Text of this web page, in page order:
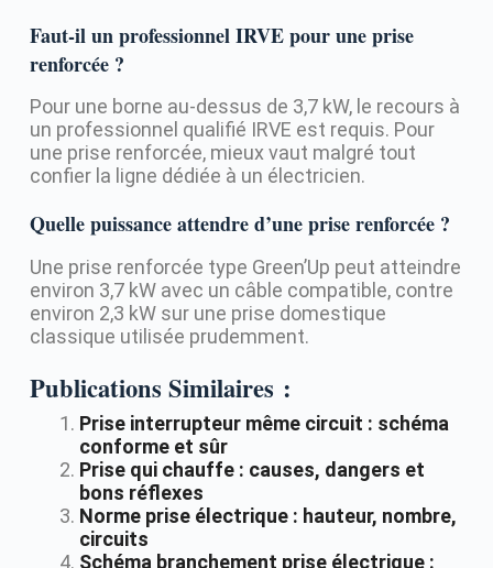
Faut-il un professionnel IRVE pour une prise
renforcée ?
Pour une borne au-dessus de 3,7 kW, le recours à
un professionnel qualifié IRVE est requis. Pour
une prise renforcée, mieux vaut malgré tout
confier la ligne dédiée à un électricien.
Quelle puissance attendre d’une prise renforcée ?
Une prise renforcée type Green’Up peut atteindre
environ 3,7 kW avec un câble compatible, contre
environ 2,3 kW sur une prise domestique
classique utilisée prudemment.
Publications Similaires :
Prise interrupteur même circuit : schéma
conforme et sûr
Prise qui chauffe : causes, dangers et
bons réflexes
Norme prise électrique : hauteur, nombre,
circuits
Schéma branchement prise électrique :